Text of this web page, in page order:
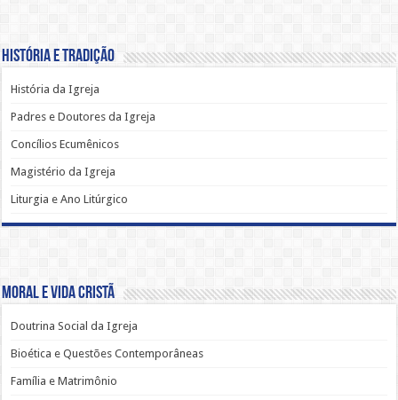
História e Tradição
História da Igreja
Padres e Doutores da Igreja
Concílios Ecumênicos
Magistério da Igreja
Liturgia e Ano Litúrgico
Moral e Vida Cristã
Doutrina Social da Igreja
Bioética e Questões Contemporâneas
Família e Matrimônio